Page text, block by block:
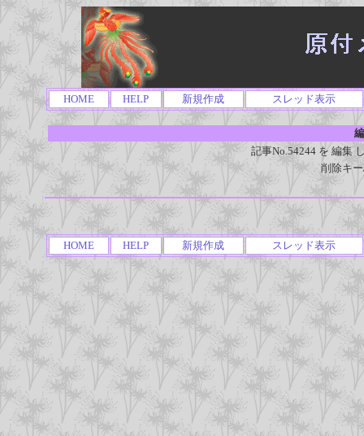
HOME HELP 新規作成 スレッド表示
記事No.54244 を 編集
削除キ
HOME HELP 新規作成 スレッド表示